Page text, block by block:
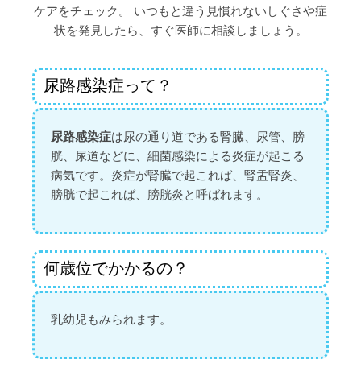
ケアをチェック。 いつもと違う見慣れないしぐさや症
状を発見したら、すぐ医師に相談しましょう。
尿路感染症って？
尿路感染症は尿の通り道である腎臓、尿管、膀
胱、尿道などに、細菌感染による炎症が起こる
病気です。炎症が腎臓で起これば、腎盂腎炎、
膀胱で起これば、膀胱炎と呼ばれます。
何歳位でかかるの？
乳幼児もみられます。